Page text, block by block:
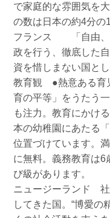
で家庭的な雰囲気を
の数は日本の約4分
フランス 「自由、
政を行う、徹底した
資を惜しまない国と
教育観 ●熱意ある育
育の平等」をうたう
も注力。教育にかけ
本の幼稚園にあたる
位置づけています。
に無料。義務教育は6
び級があります。
ニュージーランド 社
してきた国。“博愛の